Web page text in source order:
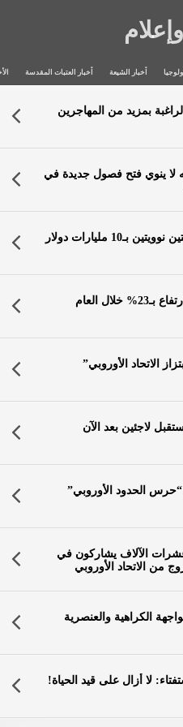
أخبار الشيعة أخبار العتبات المقدسة
بمزيد من المهاجرين
لا ينوي فتح فصول جديدة في
مليارات دولار
مساكن بريطانيا تتجه للارتفاع بـ23% خلال العام
الاتحاد الأوروبي”
لاجئين بعد الآن
“حرس الحدود الأوروبي”
عشرات الآلاف يشاركون في
من الاتحاد الأوروبي
الكراهية والعنصرية
لا أزال على قيد الحياة!